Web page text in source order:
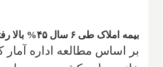
بیمه املاک طی ۶ سال ۴۵% بالا رفته است
بر اساس مطالعه اداره آمار